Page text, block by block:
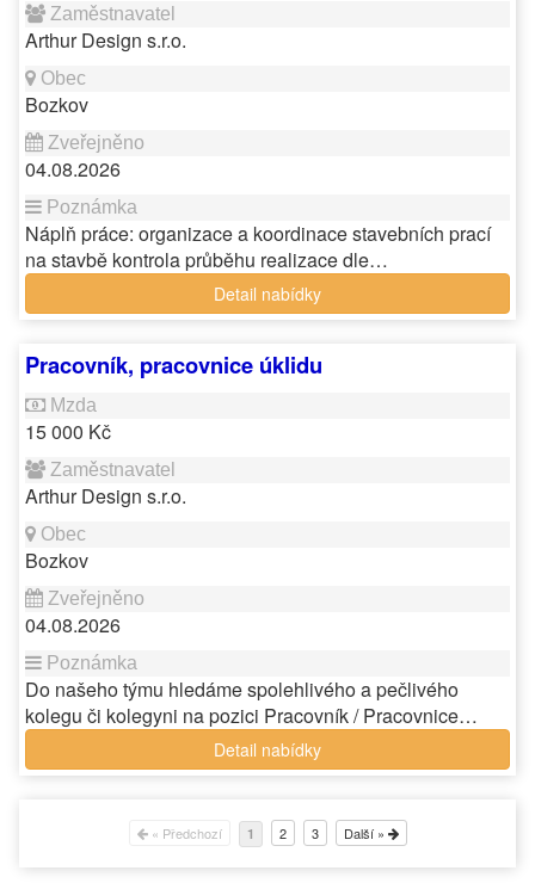
Arthur Design s.r.o.
Bozkov
04.08.2026
Náplň práce: organizace a koordinace stavebních prací
na stavbě kontrola průběhu realizace dle…
Detail nabídky
Pracovník, pracovnice úklidu
15 000 Kč
Arthur Design s.r.o.
Bozkov
04.08.2026
Do našeho týmu hledáme spolehlivého a pečlivého
kolegu či kolegyni na pozici Pracovník / Pracovnice…
Detail nabídky
« Předchozí 1 2 3 Další »